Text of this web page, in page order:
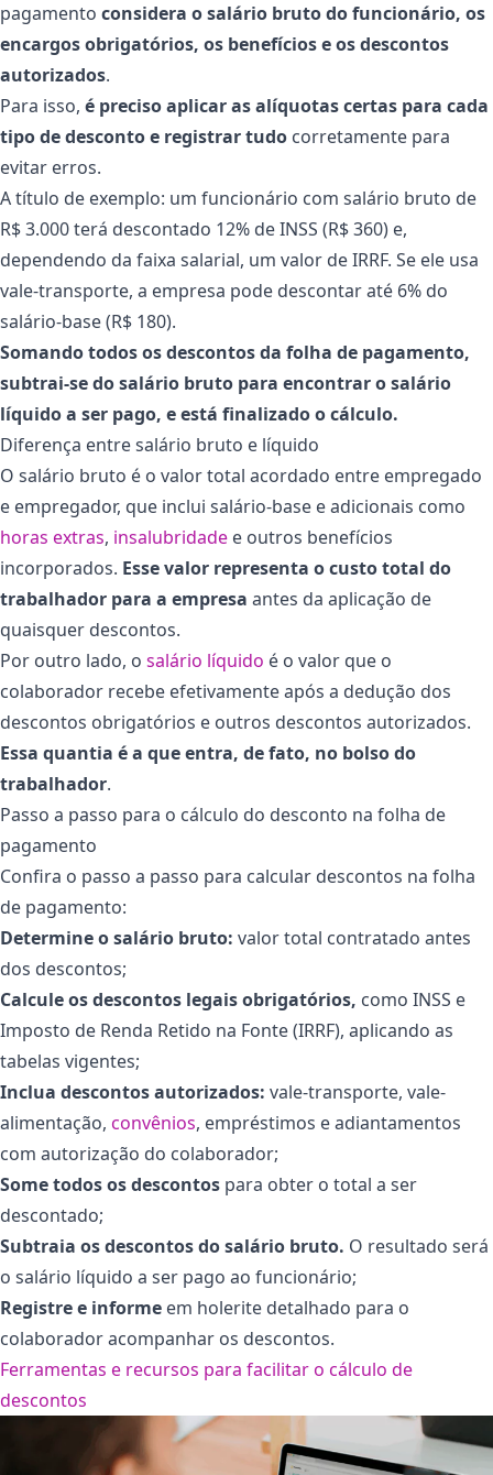
pagamento considera o salário bruto do funcionário, os
encargos obrigatórios, os benefícios e os descontos
autorizados.
Para isso, é preciso aplicar as alíquotas certas para cada
tipo de desconto e registrar tudo corretamente para
evitar erros.
A título de exemplo: um funcionário com salário bruto de
R$ 3.000 terá descontado 12% de INSS (R$ 360) e,
dependendo da faixa salarial, um valor de IRRF. Se ele usa
vale-transporte, a empresa pode descontar até 6% do
salário-base (R$ 180).
Somando todos os descontos da folha de pagamento,
subtrai-se do salário bruto para encontrar o salário
líquido a ser pago, e está finalizado o cálculo.
Diferença entre salário bruto e líquido
O salário bruto é o valor total acordado entre empregado
e empregador, que inclui salário-base e adicionais como
horas extras, insalubridade e outros benefícios
incorporados. Esse valor representa o custo total do
trabalhador para a empresa antes da aplicação de
quaisquer descontos.
Por outro lado, o salário líquido é o valor que o
colaborador recebe efetivamente após a dedução dos
descontos obrigatórios e outros descontos autorizados.
Essa quantia é a que entra, de fato, no bolso do
trabalhador.
Passo a passo para o cálculo do desconto na folha de
pagamento
Confira o passo a passo para calcular descontos na folha
de pagamento:
Determine o salário bruto: valor total contratado antes
dos descontos;
Calcule os descontos legais obrigatórios, como INSS e
Imposto de Renda Retido na Fonte (IRRF), aplicando as
tabelas vigentes;
Inclua descontos autorizados: vale-transporte, vale-
alimentação, convênios, empréstimos e adiantamentos
com autorização do colaborador;
Some todos os descontos para obter o total a ser
descontado;
Subtraia os descontos do salário bruto. O resultado será
o salário líquido a ser pago ao funcionário;
Registre e informe em holerite detalhado para o
colaborador acompanhar os descontos.
Ferramentas e recursos para facilitar o cálculo de
descontos